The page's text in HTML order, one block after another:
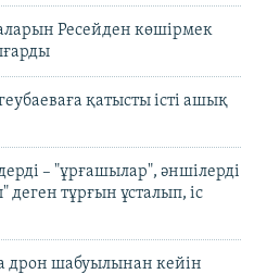
Ресейден көшірмек
қатысты істі ашық
– "ұрғашылар", әншілерді
тұрғын ұсталып, іс
дрон шабуылынан кейін